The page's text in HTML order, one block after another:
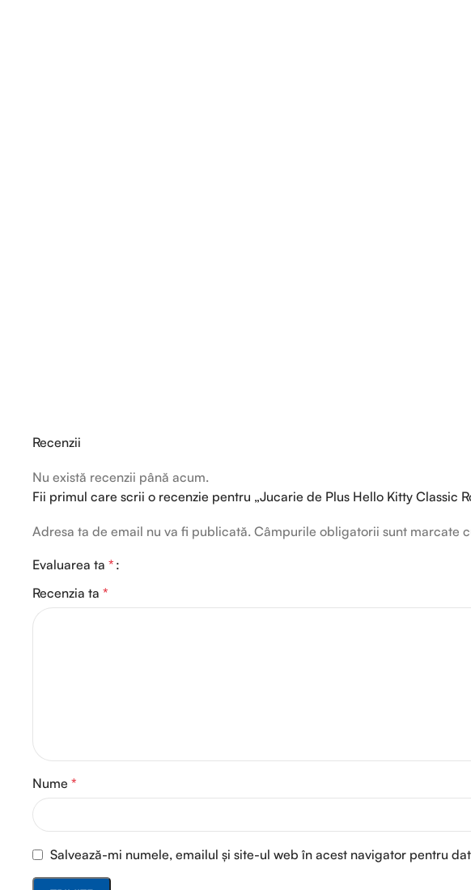
Recenzii
Nu există recenzii până acum.
Fii primul care scrii o recenzie pentru „Jucarie de Plus Hello Kitty Classic
Adresa ta de email nu va fi publicată. Câmpurile obligatorii sunt marcate
Evaluarea ta *
Recenzia ta *
Nume *
Salvează-mi numele, emailul și site-ul web în acest navigator pentru